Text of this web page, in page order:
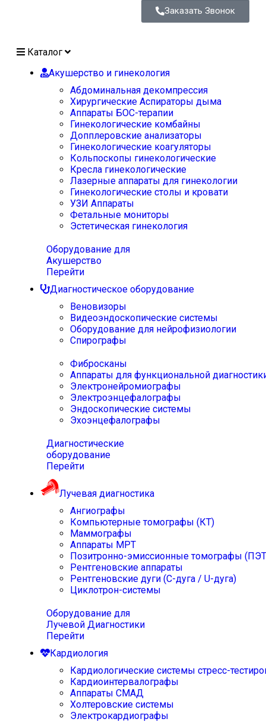
Заказать Звонок
Каталог
Акушерство и гинекология
Абдоминальная декомпрессия
Хирургические Аспираторы дыма
Аппараты БОС-терапии
Гинекологические комбайны
Допплеровские анализаторы
Гинекологические коагуляторы
Кольпоскопы гинекологические
Кресла гинекологические
Лазерные аппараты для гинекологии
Гинекологические столы и кровати
УЗИ Аппараты
Фетальные мониторы
Эстетическая гинекология
Оборудование для
Акушерство
Перейти
Диагностическое оборудование
Веновизоры
Видеоэндоскопические системы
Оборудование для нейрофизиологии
Спирографы
Фибросканы
Аппараты для функциональной
Электронейромиографы
Электроэнцефалографы
Эндоскопические системы
Эхоэнцефалографы
Диагностические
оборудование
Перейти
Лучевая диагностика
Ангиографы
Компьютерные томографы (КТ)
Маммографы
Аппараты МРТ
Позитронно-эмиссионные томографы
Рентгеновские аппараты
Рентгеновские дуги (С-дуга / U-дуга)
Циклотрон-системы
Оборудование для
Лучевой Диагностики
Перейти
Кардиология
Кардиологические системы стресс-
Кардиоинтервалографы
Аппараты СМАД
Холтеровские системы
Электрокардиографы